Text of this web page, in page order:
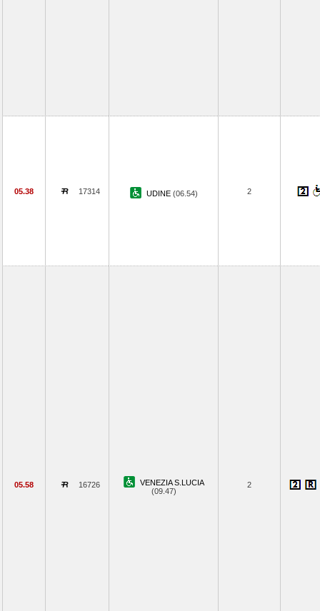
05.38 17314 UDINE (06.54) 2
05.58 16726
VENEZIA S.LUCIA
(09.47)
2